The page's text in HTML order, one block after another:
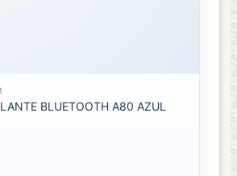
BLUETOOTH A80 AZUL